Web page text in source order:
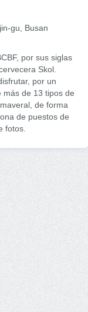
gu, Busan
por sus siglas
Skol.
por un
más de 13 tipos de
de forma
de puestos de
fotos.